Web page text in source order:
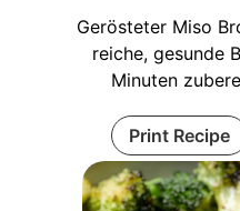
Gerösteter Miso
reiche, gesunde
Minuten
Print Recipe